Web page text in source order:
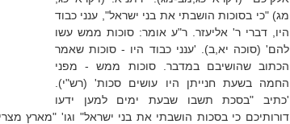
מג) "כי בסוכות הושבתי את בני ישראל", ענני כבוד
היו, דברי ר' אליעזר. ר"ע אומר: סוכות ממש עשו
להם' (סוכה יא,ב). 'ענני כבוד היו - סוכות שאמר
הכתוב שהושיבם במדבר. סוכות ממש - מפני
החמה בשעת חנייתן היו עושים סכות' (רש"י).
'כתיב "בסכת תשבו שבעת ימים למען ידעו
דורותיכם כי בסכות הושבתי את בני ישראל" וגו' "מארץ